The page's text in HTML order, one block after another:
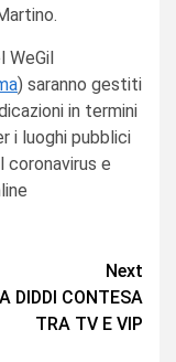
WeGil
) saranno gestiti
in termini
i luoghi pubblici
e
Next
DIDDI CONTESA
TRA TV E VIP